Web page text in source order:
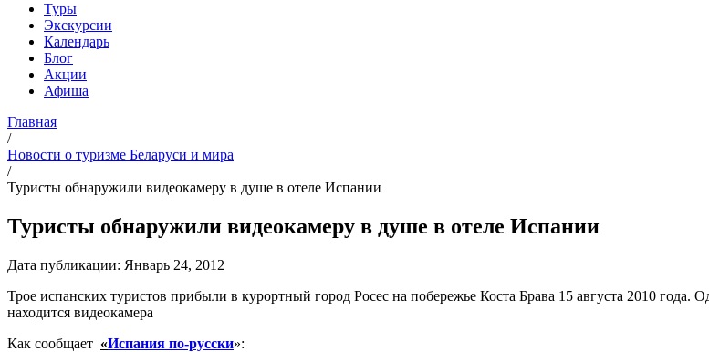
Туры
Экскурсии
Календарь
Блог
Акции
Афиша
Главная
/
Новости о туризме Беларуси и мира
/
Туристы обнаружили видеокамеру в душе в отеле Испании
Туристы обнаружили видеокамеру в душе в отеле Испании
Дата публикации: Январь 24, 2012
Трое испанских туристов прибыли в курортный город Росес на побережье Коста Брава 15 августа 2010
находится видеокамера
Как сообщает «Испания по-русски»: